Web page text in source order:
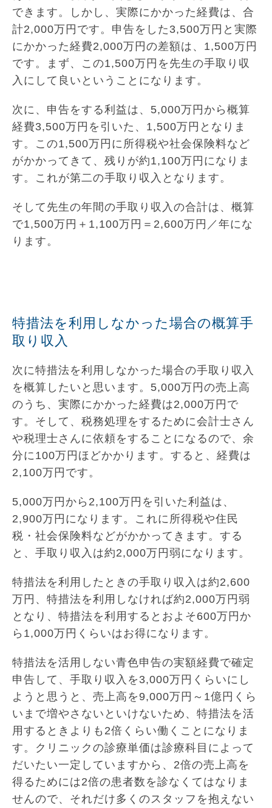
できます。しかし、実際にかかった経費は、合
計2,000万円です。申告をした3,500万円と実際
にかかった経費2,000万円の差額は、1,500万円
です。まず、この1,500万円を先生の手取り収
入にして良いということになります。
次に、申告をする利益は、5,000万円から概算
経費3,500万円を引いた、1,500万円となりま
す。この1,500万円に所得税や社会保険料など
がかかってきて、残りが約1,100万円になりま
す。これが第二の手取り収入となります。
そして先生の年間の手取り収入の合計は、概算
で1,500万円＋1,100万円＝2,600万円／年にな
ります。
特措法を利用しなかった場合の概算手
取り収入
次に特措法を利用しなかった場合の手取り収入
を概算したいと思います。5,000万円の売上高
のうち、実際にかかった経費は2,000万円で
す。そして、税務処理をするために会計士さん
や税理士さんに依頼をすることになるので、余
分に100万円ほどかかります。すると、経費は
2,100万円です。
5,000万円から2,100万円を引いた利益は、
2,900万円になります。これに所得税や住民
税・社会保険料などがかかってきます。する
と、手取り収入は約2,000万円弱になります。
特措法を利用したときの手取り収入は約2,600
万円、特措法を利用しなければ約2,000万円弱
となり、特措法を利用するとおよそ600万円か
ら1,000万円くらいはお得になります。
特措法を活用しない青色申告の実額経費で確定
申告して、手取り収入を3,000万円くらいにし
ようと思うと、売上高を9,000万円～1億円くら
いまで増やさないといけないため、特措法を活
用するときよりも2倍くらい働くことになりま
す。クリニックの診療単価は診療科目によって
だいたい一定していますから、2倍の売上高を
得るためには2倍の患者数を診なくてはなりま
せんので、それだけ多くのスタッフを抱えない